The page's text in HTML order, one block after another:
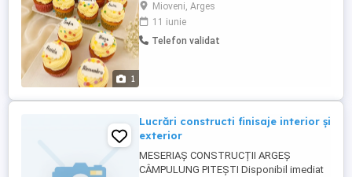
1
Mioveni, Arges
11 iunie
Telefon validat
Lucrări constructi finisaje interior și
exterior
MESERIAȘ CONSTRUCȚII ARGEȘ
CÂMPULUNG PITEȘTI Disponibil imediat